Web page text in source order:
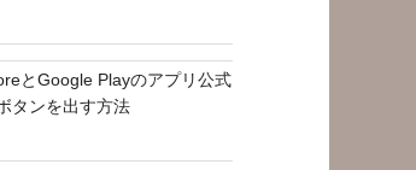
とGoogle Playのアプリ公式
タンを出す方法